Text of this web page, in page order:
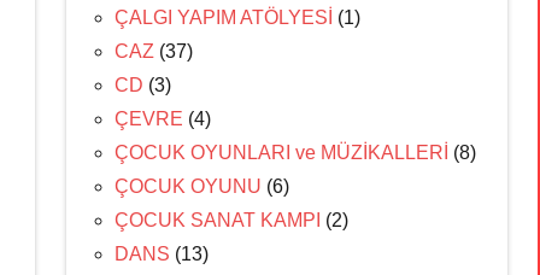
ÇALGI YAPIM ATÖLYESİ (1)
CAZ (37)
CD (3)
ÇEVRE (4)
ÇOCUK OYUNLARI ve MÜZİKALLERİ (8)
ÇOCUK OYUNU (6)
ÇOCUK SANAT KAMPI (2)
DANS (13)